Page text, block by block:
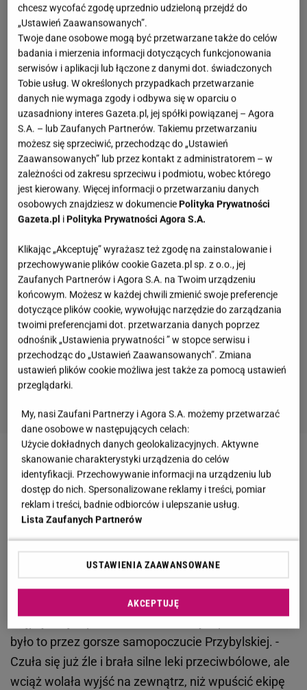
Zobacz wideoOliwia Bieniuk: Przeżywałam śmierć
mamy na oczach całej Polski
Ostatnie nagranie z Anną Przybylską. Menadżerka
zdradza kulisy
Menadżerka aktorki w rozmowie z Party zdradziła,
że nagranie przygotowane na galę "Viva!
było to przez gorsze samopoczucie Przybylskiej. -
Czuła się już źle i brała silne leki przeciwbólowe, ale
wciąż wolała wyjść na zewnątrz, niż wpuścić ekipę
chcesz wycofać zgodę uprzednio udzieloną przejdź do
„Ustawień Zaawansowanych”.
Twoje dane osobowe mogą być przetwarzane także do celów
badania i mierzenia informacji dotyczących funkcjonowania
serwisów i aplikacji lub łączone z danymi dot. świadczonych
Tobie usług. W określonych przypadkach przetwarzanie
danych nie wymaga zgody i odbywa się w oparciu o
uzasadniony interes Gazeta.pl, jej spółki powiązanej – Agora
S.A. – lub Zaufanych Partnerów. Takiemu przetwarzaniu
możesz się sprzeciwić, przechodząc do „Ustawień
Zaawansowanych” lub przez kontakt z administratorem – w
zależności od zakresu sprzeciwu i podmiotu, wobec którego
jest kierowany. Więcej informacji o przetwarzaniu danych
osobowych znajdziesz w dokumenciePolityka Prywatności
Gazeta.pl iPolityka Prywatności Agora S.A.
Klikając „Akceptuję” wyrażasz też zgodę na zainstalowanie i
przechowywanie plików cookie Gazeta.pl sp. z o.o., jej
Zaufanych Partnerów i Agora S.A. na Twoim urządzeniu
końcowym. Możesz w każdej chwili zmienić swoje preferencje
dotyczące plików cookie, wywołując narzędzie do zarządzania
twoimi preferencjami dot. przetwarzania danych poprzez
odnośnik „Ustawienia prywatności ” w stopce serwisu i
przechodząc do „Ustawień Zaawansowanych”. Zmiana
ustawień plików cookie możliwa jest także za pomocą ustawień
przeglądarki.
My, nasi Zaufani Partnerzy i Agora S.A. możemy przetwarzać
dane osobowe w następujących celach:
Użycie dokładnych danych geolokalizacyjnych. Aktywne
skanowanie charakterystyki urządzenia do celów
identyfikacji. Przechowywanie informacji na urządzeniu lub
dostęp do nich. Spersonalizowane reklamy i treści, pomiar
reklam i treści, badnie odbiorców i ulepszanie usług.
Lista Zaufanych Partnerów
USTAWIENIA ZAAWANSOWANE
AKCEPTUJĘ